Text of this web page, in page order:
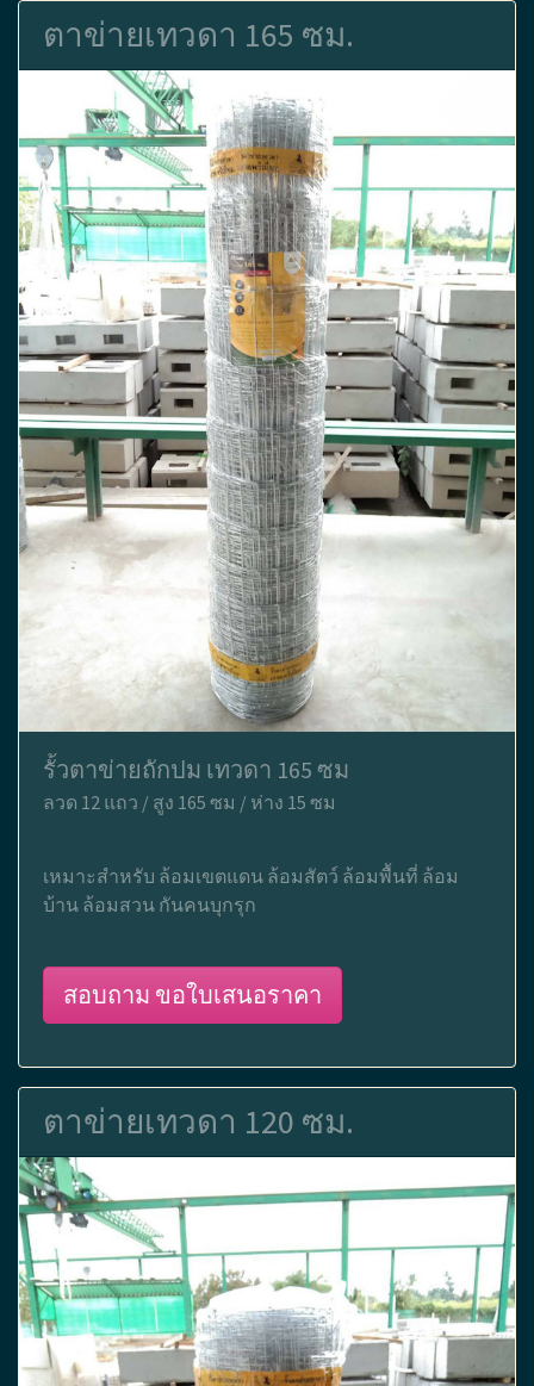
ตาข่ายเทวดา 165 ซม.
รั้วตาข่ายถักปม เทวดา 165 ซม
ลวด 12 แถว / สูง 165 ซม / ห่าง 15 ซม
เหมาะสำหรับ ล้อมเขตแดน ล้อมสัตว์ ล้อมพื้นที่ ล้อม
บ้าน ล้อมสวน กันคนบุกรุก
สอบถาม ขอใบเสนอราคา
ตาข่ายเทวดา 120 ซม.